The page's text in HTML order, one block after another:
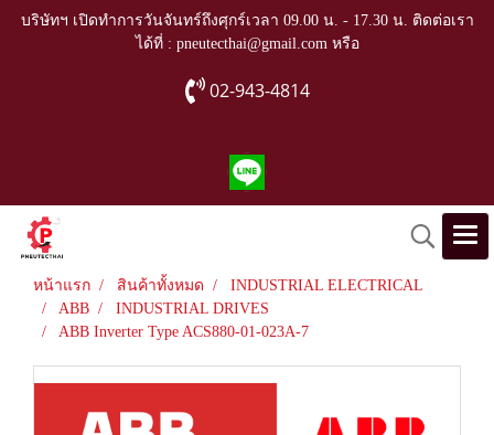
บริษัทฯ เปิดทำการวันจันทร์ถึงศุกร์เวลา 09.00 น. - 17.30 น. ติดต่อเรา
ได้ที่ : pneutecthai@gmail.com หรือ
02-943-4814
หน้าแรก สินค้าทั้งหมด
INDUSTRIAL ELECTRICAL
ABB
INDUSTRIAL DRIVES
ABB Inverter Type ACS880-01-023A-7